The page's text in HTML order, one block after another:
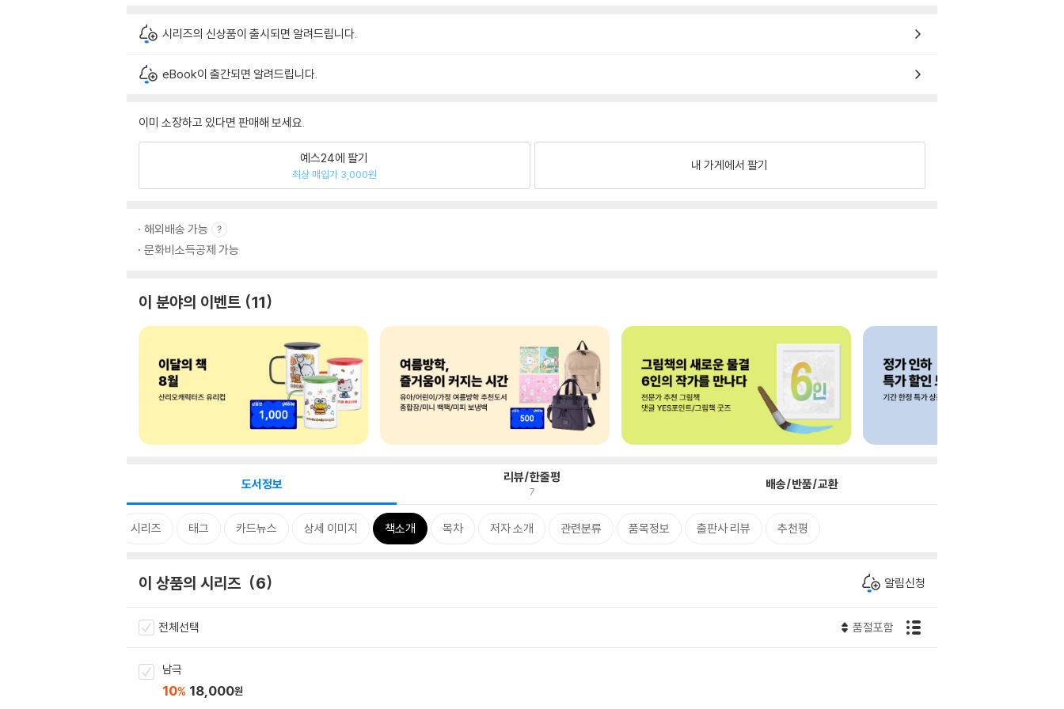
시리즈의 신상품이 출시되면 알려드립니다.
eBook이 출간되면 알려드립니다.
이미 소장하고 있다면 판매해 보세요.
예스24에 팔기
최상 매입가 3,000원
내 가게에서 팔기
해외배송 가능
문화비소득공제 가능
이 분야의 이벤트 11
도서정보 리뷰/한줄평
7 배송/반품/교환
시리즈 태그 카드뉴스 상세 이미지 책소개 목차 저자 소개 관련분류 품목정보 출판사 리뷰 추천평
이 상품의 시리즈 6 알림신청
전체선택 품절포함
남극
10% 18,000원